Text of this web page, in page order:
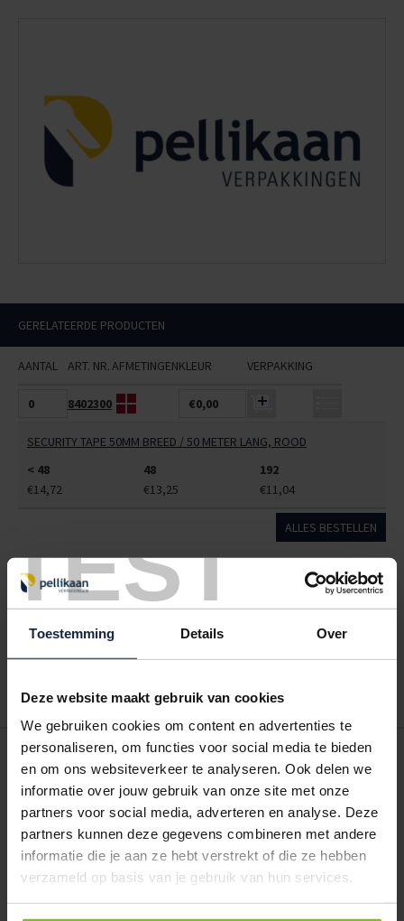
TEST
Toestemming Details Over
Deze website maakt gebruik van cookies
We gebruiken cookies om content en advertenties te
personaliseren, om functies voor social media te bieden
en om ons websiteverkeer te analyseren. Ook delen we
informatie over jouw gebruik van onze site met onze
partners voor social media, adverteren en analyse. Deze
partners kunnen deze gegevens combineren met andere
informatie die je aan ze hebt verstrekt of die ze hebben
verzameld op basis van je gebruik van hun services.
GERELATEERDE PRODUCTEN
AANTAL ART. NR.AFMETINGENKLEUR VERPAKKING
8402300 €0,00
SECURITY TAPE 50MM BREED / 50 METER LANG, ROOD
< 48
48
192
€14,72
€13,25 €11,04
ALLES BESTELLEN
Hoe werkt een bestellijst?
Wanneer u bent ingelogd, kunt u een eigen bestellijst maken.
Gebruik bestel- en offertelijsten om eenvoudig en snel producten
POSTDOOS BEDRUKKEN
Voor een veilige verzending
VOOR BOEKEN TOT ONDERDELEN
EXTRA STEVIG